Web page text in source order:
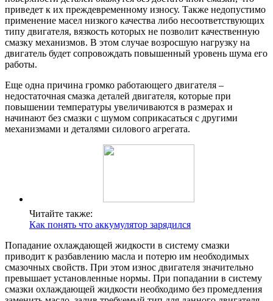
приведет к их преждевременному износу. Также недопустимо
применение масел низкого качества либо несоответствующих
типу двигателя, вязкость которых не позволит качественную
смазку механизмов. В этом случае возросшую нагрузку на
двигатель будет сопровождать повышенный уровень шума его
работы.
Еще одна причина громко работающего двигателя –
недостаточная смазка деталей двигателя, которые при
повышении температуры увеличиваются в размерах и
начинают без смазки с шумом соприкасаться с другими
механизмами и деталями силового агрегата.
Читайте также:
Как понять что аккумулятор зарядился
Попадание охлаждающей жидкости в систему смазки
приводит к разбавлению масла и потерю им необходимых
смазочных свойств. При этом износ двигателя значительно
превышает установленные нормы. При попадании в систему
смазки охлаждающей жидкости необходимо без промедления